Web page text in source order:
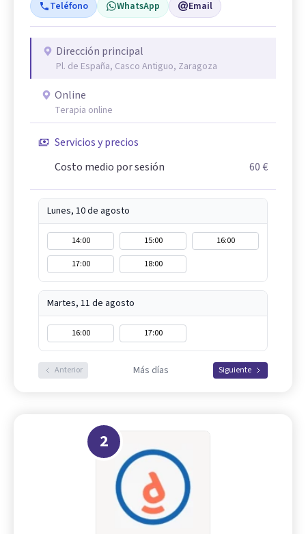
Teléfono WhatsApp Email
Dirección principal
Pl. de España, Casco Antiguo, Zaragoza
Online
Terapia online
Servicios y precios
Costo medio por sesión
60 €
Lunes, 10 de agosto
14:00 15:00
16:00
17:00
18:00
Martes, 11 de agosto
16:00 17:00
Anterior Más días Siguiente
2